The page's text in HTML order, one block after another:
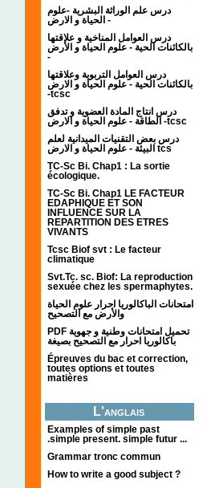
درس علم الوراثة البشرية -علوم
الحياة و الارض -
درس العوامل المناخية و علاقتها
بالكائنات الحية - علوم الحياة و الأرض
-
درس العوامل التربوية وعلاقتها
بالكائنات الحية - علوم الحياة و الارض
-tcsc
درس انتاج المادة العضوية و تدفق
الطاقة - علوم الحياة و الارض -tcsc
درس بعض التقنيات الميدانية لعلم
البيئة - علوم الحياة و الارض tcs
TC-Sc Bi. Chap1 : La sortie
écologique.
TC-Sc Bi. Chap1 LE FACTEUR
EDAPHIQUE ET SON
INFLUENCE SUR LA
REPARTITION DES ETRES
VIVANTS
Tcsc Biof svt : Le facteur
climatique
Svt.Tc. sc. Biof: La reproduction
sexuée chez les spermaphytes.
امتحانات الباكالوريا احرار علوم الحياة
والأرض مع التصحيح
PDF تحميل امتحانات وطنية و جهوية
باكالوريا احرار مع التصحيح بصيغة
Épreuves du bac et correction,
toutes options et toutes
matières
L'anglais
Examples of simple past
.simple present. simple futur ...
Grammar tronc commun
How to write a good subject ?